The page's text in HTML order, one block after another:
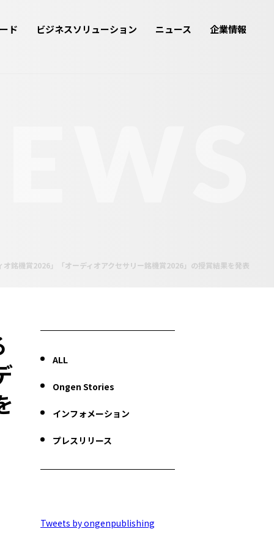
ド ビジネスソリューション ニュース 企業情報
銘機賞2026」「オーディオアクセサリー銘機賞2026」の授賞結果を発表
ALL
Ongen Stories
インフォメーション
プレスリリース
Tweets by ongenpublishing